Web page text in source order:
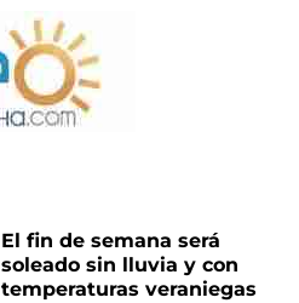
El fin de semana será
soleado sin lluvia y con
temperaturas veraniegas